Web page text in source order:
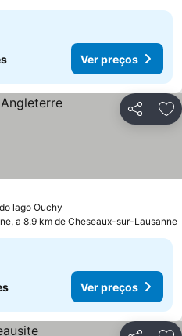
Ver preços
Partilhar
lago Ouchy
a 8.9 km de Cheseaux-sur-Lausanne
Ver preços